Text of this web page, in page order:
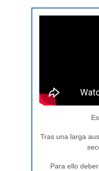
Tras una larga
Para ello